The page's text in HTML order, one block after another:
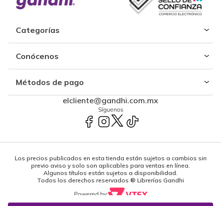
Categorías
Conócenos
Métodos de pago
elcliente@gandhi.com.mx
Síguenos
Los precios publicados en esta tienda están sujetos a cambios sin
previo aviso y solo son aplicables para ventas en línea.
Algunos títulos están sujetos a disponibilidad.
Todos los derechos reservados ® Librerías Gandhi
Powered by: